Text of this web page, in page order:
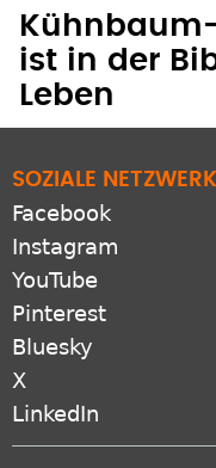
ist in der
Leben
SOZIALE
Facebook
Instagram
YouTube
Pinterest
Bluesky
X
LinkedIn